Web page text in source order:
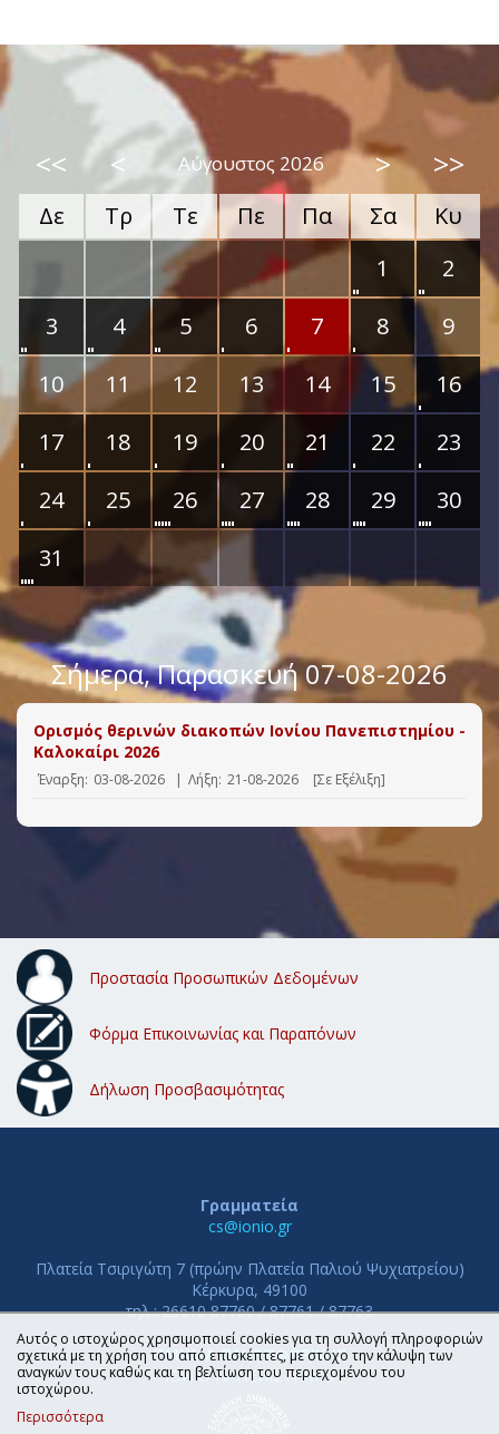
<< < Αύγουστος 2026 > >>
Δε Τρ Τε Πε Πα Σα
Κυ
1
2
3
4 5 6 7 8
9
10
11 12 13 14 15
16
17
18 19 20 21 22
23
24
25 26 27 28 29
30
31
Σήμερα, Παρασκευή 07-08-2026
Ορισμός θερινών διακοπών Ιονίου Πανεπιστημίου -
Καλοκαίρι 2026
Έναρξη: 03-08-2026 | Λήξη: 21-08-2026 [Σε Εξέλιξη]
Προστασία Προσωπικών Δεδομένων
Φόρμα Επικοινωνίας και Παραπόνων
Δήλωση Προσβασιμότητας
Γραμματεία
cs@ionio.gr
Πλατεία Τσιριγώτη 7 (πρώην Πλατεία Παλιού Ψυχιατρείου)
Κέρκυρα, 49100
τηλ.: 26610 87760 / 87761 / 87763
ΤΜΗΜΑ ΠΛΗΡΟΦΟΡΙΚΗΣ
ΙΟΝΙΟ ΠΑΝΕΠΙΣΤΗΜΙΟ
Αυτός ο ιστοχώρος χρησιμοποιεί cookies για τη συλλογή πληροφοριών
σχετικά με τη χρήση του από επισκέπτες, με στόχο την κάλυψη των
αναγκών τους καθώς και τη βελτίωση του περιεχομένου του
ιστοχώρου.
Περισσότερα